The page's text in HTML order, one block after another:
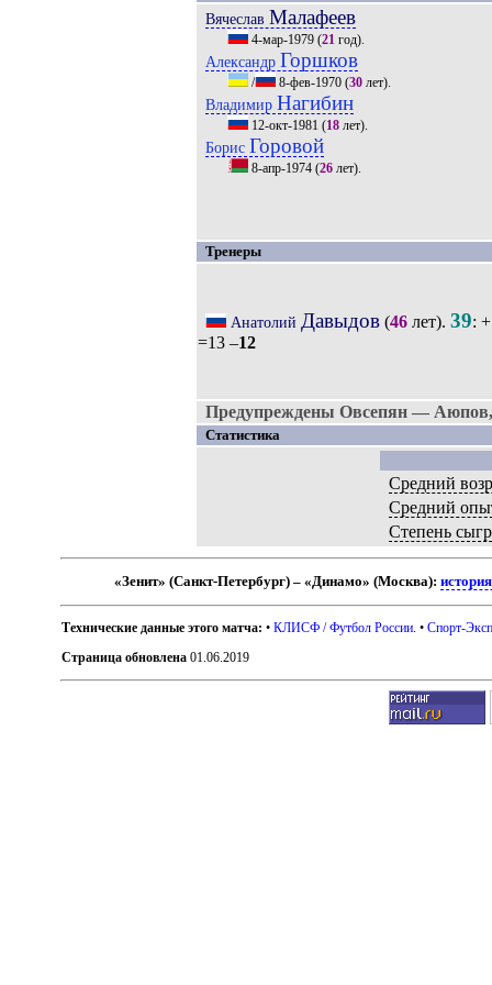
Вячеслав Малафеев
4-мар-1979(21год).
Александр Горшков
/ 8-фев-1970(30лет).
Владимир Нагибин
12-окт-1981 (18лет).
Борис Горовой
8-апр-1974(26лет).
Тренеры
Анатолий Давыдов(46лет). 39:
=13 –12
Предупреждены Овсепян —
Статистика
Средний
Средний
Степень
«Зенит» (Санкт-Петербург) – «Динамо» (Москва):
Технические данные этого матча: •КЛИСФ / Футбол России . •Спорт-
Страница обновлена 01.06.2019